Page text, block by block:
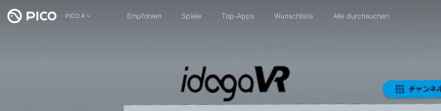
PICO 4 Empfohlen Spiele Top-Apps Wunschliste Alle durchsuchen